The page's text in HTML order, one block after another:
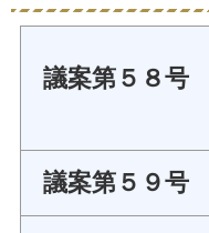
議案第５８号
議案第５９号